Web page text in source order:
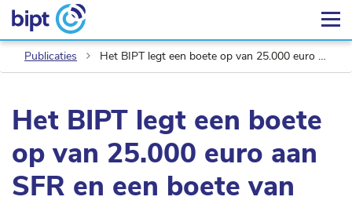
Publicaties Het BIPT legt een boete op van 25.000 euro aan SFR en een boete van 10.000 euro aan Orange
Het BIPT legt een boete
op van 25.000 euro aan
SFR en een boete van